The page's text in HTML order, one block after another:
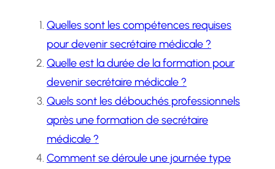
Quelles sont les compétences requises
pour devenir secrétaire médicale ?
Quelle est la durée de la formation pour
devenir secrétaire médicale ?
Quels sont les débouchés professionnels
après une formation de secrétaire
médicale ?
Comment se déroule une journée type